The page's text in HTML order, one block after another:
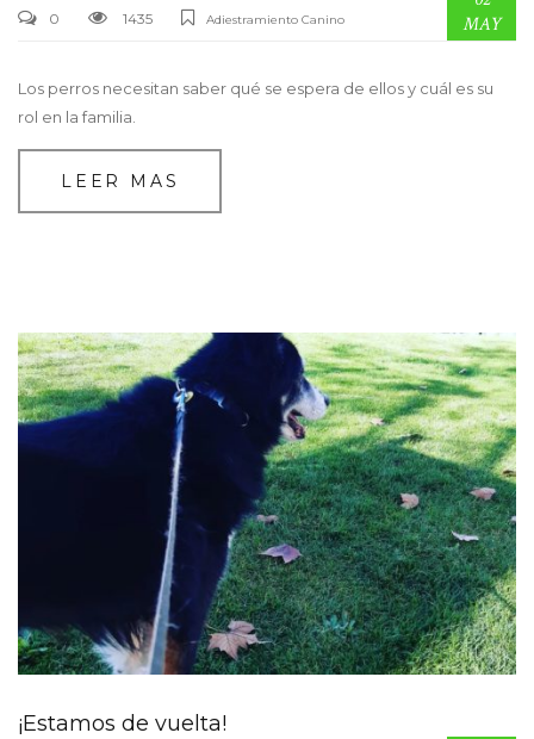
0 1435 Adiestramiento Canino
MAY
Los perros necesitan saber qué se espera de ellos y cuál es su
rol en la familia.
LEER MAS
¡Estamos de vuelta!